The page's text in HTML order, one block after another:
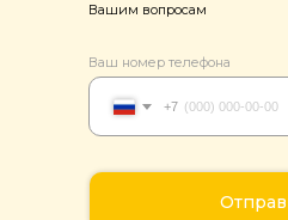
Вашим вопросам
Ваш номер телефона
+7